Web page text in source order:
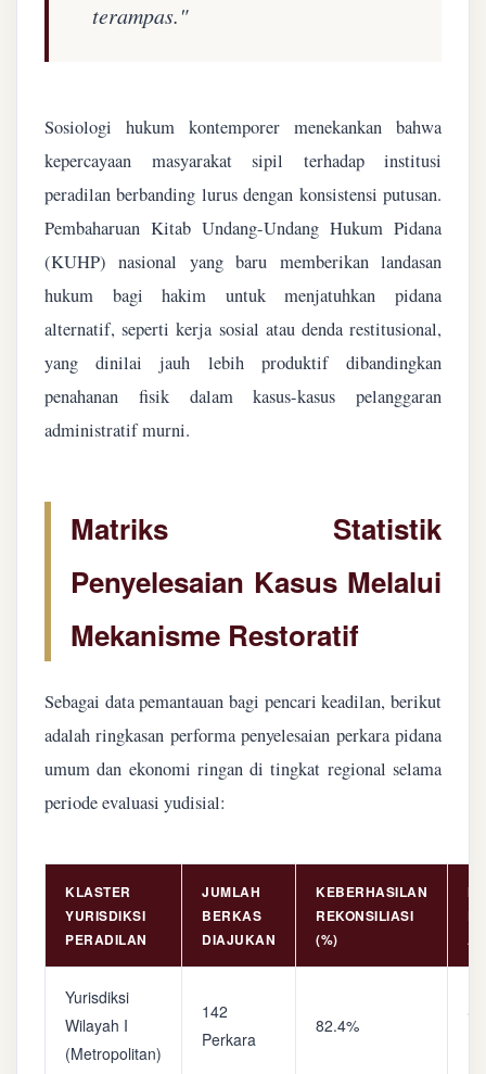
terampas."
Sosiologi hukum kontemporer menekankan bahwa
kepercayaan masyarakat sipil terhadap institusi
peradilan berbanding lurus dengan konsistensi putusan.
Pembaharuan Kitab Undang-Undang Hukum Pidana
(KUHP) nasional yang baru memberikan landasan
hukum bagi hakim untuk menjatuhkan pidana
alternatif, seperti kerja sosial atau denda restitusional,
yang dinilai jauh lebih produktif dibandingkan
penahanan fisik dalam kasus-kasus pelanggaran
administratif murni.
Matriks Statistik
Penyelesaian Kasus Melalui
Mekanisme Restoratif
Sebagai data pemantauan bagi pencari keadilan, berikut
adalah ringkasan performa penyelesaian perkara pidana
umum dan ekonomi ringan di tingkat regional selama
periode evaluasi yudisial:
KLASTER
YURISDIKSI
PERADILAN
JUMLAH
BERKAS
DIAJUKAN
KEBERHASILAN
REKONSILIASI
(%)
Yurisdiksi
Wilayah I
(Metropolitan)
142
Perkara
82.4%